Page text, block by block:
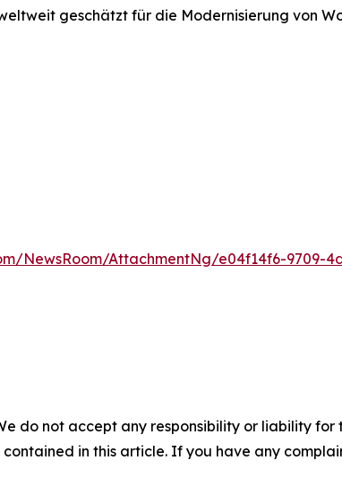
geschätzt für die Modernisierung von
NewsRoom/AttachmentNg/e04f14f6-9709-
do not accept any responsibility or liability
in this article. If you have any